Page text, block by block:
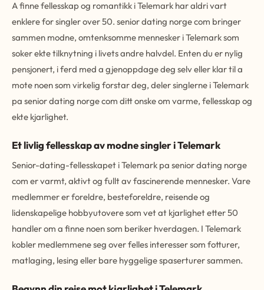
A finne fellesskap og romantikk i Telemark har aldri vart
enklere for singler over 50. senior dating norge com bringer
sammen modne, omtenksomme mennesker i Telemark som
soker ekte tilknytning i livets andre halvdel. Enten du er nylig
pensjonert, i ferd med a gjenoppdage deg selv eller klar til a
mote noen som virkelig forstar deg, deler singlerne i Telemark
pa senior dating norge com ditt onske om varme, fellesskap og
ekte kjarlighet.
Et livlig fellesskap av modne singler i Telemark
Senior-dating-fellesskapet i Telemark pa senior dating norge
com er varmt, aktivt og fullt av fascinerende mennesker. Vare
medlemmer er foreldre, besteforeldre, reisende og
lidenskapelige hobbyutovere som vet at kjarlighet etter 50
handler om a finne noen som beriker hverdagen. I Telemark
kobler medlemmene seg over felles interesser som fotturer,
matlaging, lesing eller bare hyggelige spaserturer sammen.